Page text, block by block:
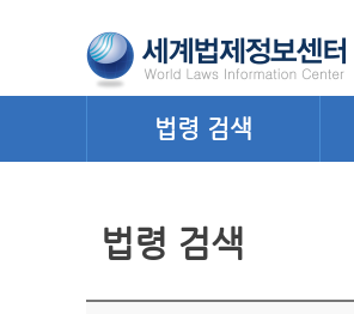
법령 검색
법령 검색